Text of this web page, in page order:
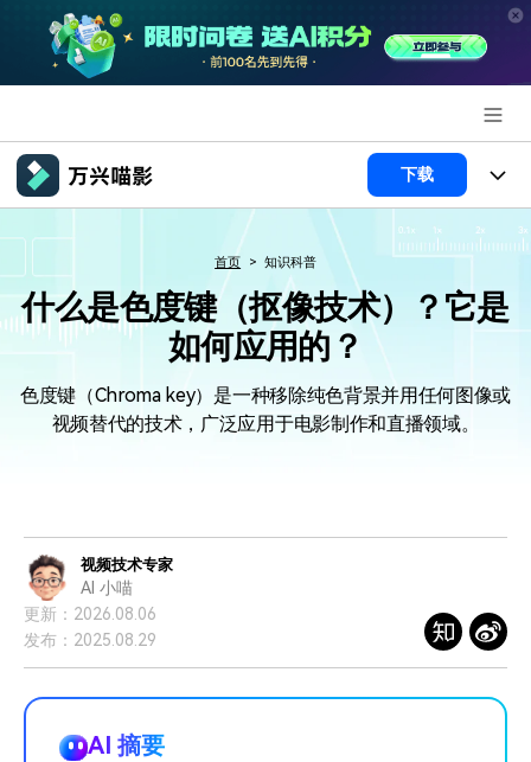
推荐产品
新闻中心
关于万兴
加入我们
客服热线：
下载
产品
产品功能
AI功能
视频/照片
AI 文本转视频 NEW
AI 图生视频 NEW
声音
文本
解决方案
政企服务
使用教程
产品信息
首页 知识科普
什么是色度键（抠像技术）？它是
如何应用的？
色度键（Chroma key）是一种移除纯色背景并用任何图像或
视频替代的技术，广泛应用于电影制作和直播领域。
视频技术专家
AI 小喵
更新：2026.08.06
发布：2025.08.29
AI 摘要